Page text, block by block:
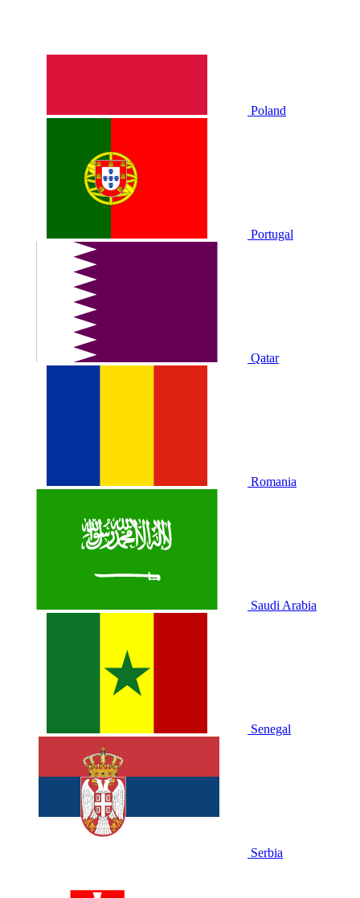
Poland
Portugal
Qatar
Romania
Saudi Arabia
Senegal
Serbia